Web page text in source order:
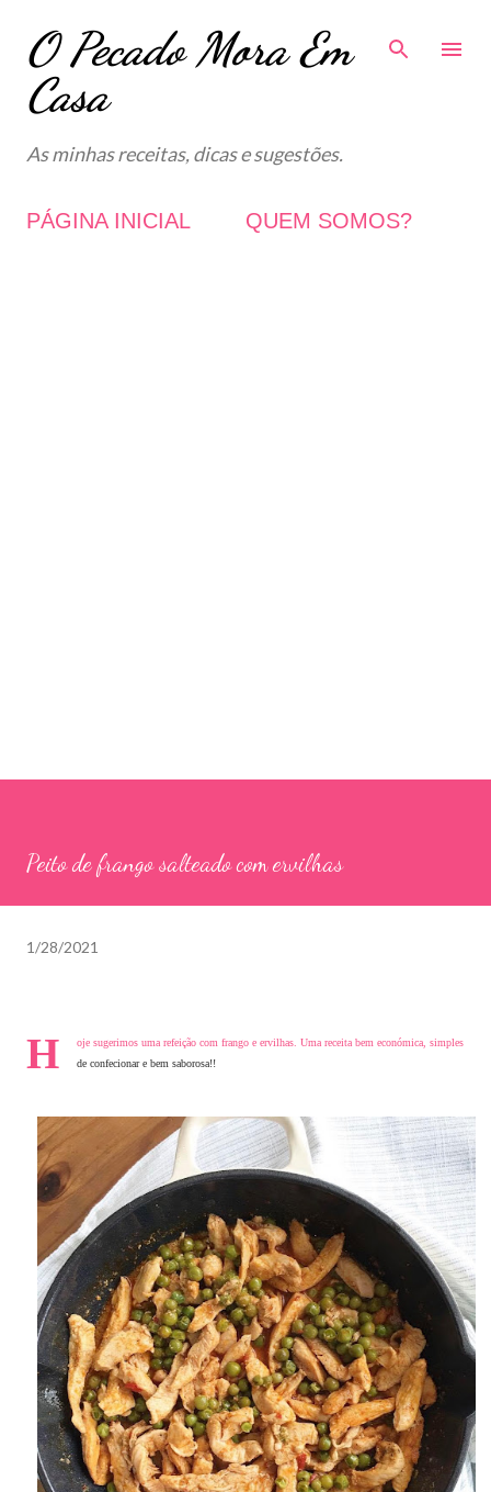
Avançar para o conteúdo principal
O Pecado Mora Em
Casa
As minhas receitas, dicas e sugestões.
PÁGINA INICIAL QUEM SOMOS?
Peito de frango salteado com ervilhas
1/28/2021
H
oje sugerimos uma refeição com frango e ervilhas. Uma receita bem económica, simples
de confecionar e bem saborosa!!